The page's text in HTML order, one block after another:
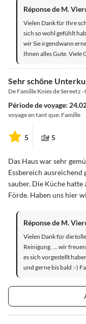
Réponse de M.
Vielen Dank für Ihre
sich so wohl gefühlt
wir Sie irgendwann
Ihnen alles Gute. Viele
Sehr schöne
De Famille Knies de Sereetz
Période de voyage:
voyage en tant que: Famille
5 5
Das Haus war sehr
Essbereich
sauber. Die Küche
Förde. Haben uns hier
Réponse de M.
Vielen Dank für die
Reinigung. ... wir
es sich vorgestellt
und gerne bis bald :-)